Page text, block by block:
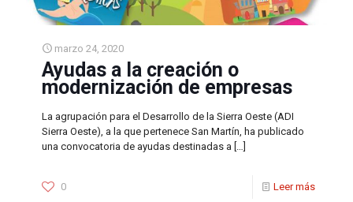
marzo 24, 2020
Ayudas a la creación o
modernización de empresas
La agrupación para el Desarrollo de la Sierra Oeste (ADI
Sierra Oeste), a la que pertenece San Martín, ha publicado
una convocatoria de ayudas destinadas a […]
0 Leer más